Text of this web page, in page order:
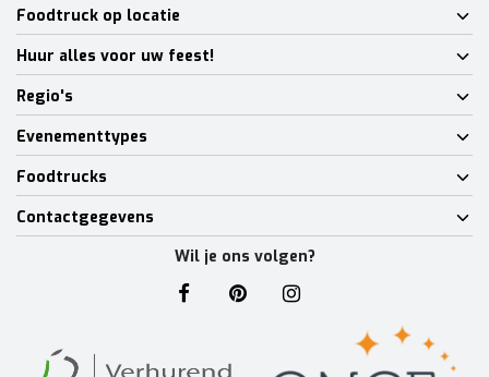
Foodtruck op locatie
Huur alles voor uw feest!
Regio's
Evenementtypes
Foodtrucks
Contactgegevens
Wil je ons volgen?